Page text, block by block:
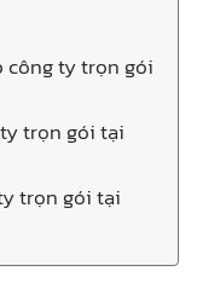
công ty trọn gói
trọn gói tại
trọn gói tại